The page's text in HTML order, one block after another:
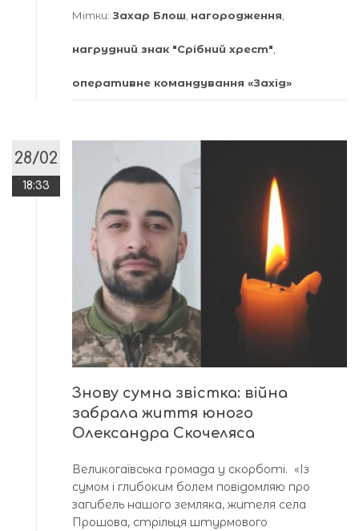
Мітки: Захар Блош нагородження
нагрудний знак "Срібний хрест"
оперативне командування «Захід»
28/02
18:33
Знову сумна звістка: війна
забрала життя юного
Олександра Скочеляса
Великогаївська громада у скорботі. «Із
сумом і глибоким болем повідомляю про
загибель нашого земляка, жителя села
Прошова, стрільця штурмового